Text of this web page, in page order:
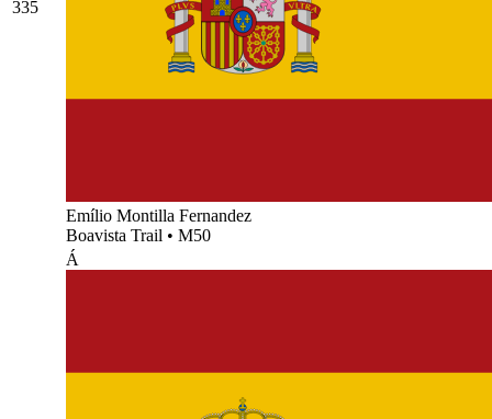
335
Emílio Montilla Fernandez
Boavista Trail • M50
Á